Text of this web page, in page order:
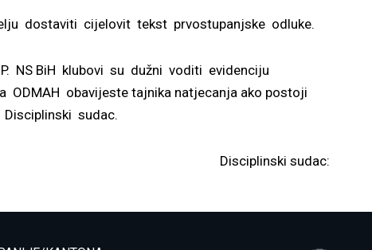
dostaviti cijelovit tekst prvostupanjske odluke.
NS BiH klubovi su dužni voditi evidenciju
ODMAH obavijeste tajnika natjecanja ako postoji
sudac.
Disciplinski sudac: